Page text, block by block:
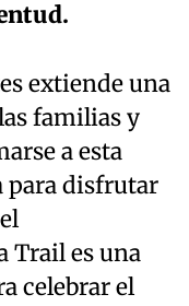
extiende una
familias y
a esta
para disfrutar
Trail es una
celebrar el